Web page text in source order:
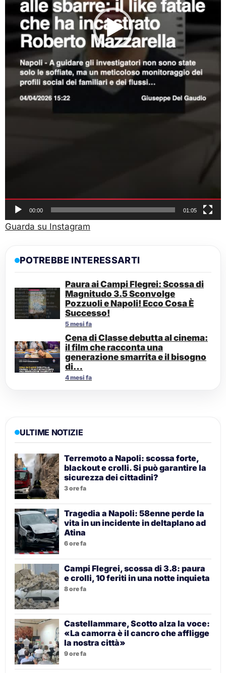
00:00 01:05
Guarda su Instagram
POTREBBE INTERESSARTI
Paura ai Campi Flegrei: Scossa di
Magnitudo 3.5 Sconvolge
Pozzuoli e Napoli! Ecco Cosa È
Successo!
5 mesi fa
Cena di Classe debutta al cinema:
il film che racconta una
generazione smarrita e il bisogno
di…
4 mesi fa
ULTIME NOTIZIE
Terremoto a Napoli: scossa forte,
blackout e crolli. Si può garantire la
sicurezza dei cittadini?
3 ore fa
Tragedia a Napoli: 58enne perde la
vita in un incidente in deltaplano ad
Atina
6 ore fa
Campi Flegrei, scossa di 3.8: paura
e crolli, 10 feriti in una notte inquieta
8 ore fa
Castellammare, Scotto alza la voce:
«La camorra è il cancro che affligge
la nostra città»
9 ore fa